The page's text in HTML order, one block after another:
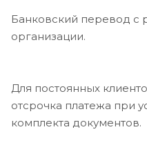
Банковский перевод с
организации.
Для постоянных
отсрочка платежа при
комплекта документов.